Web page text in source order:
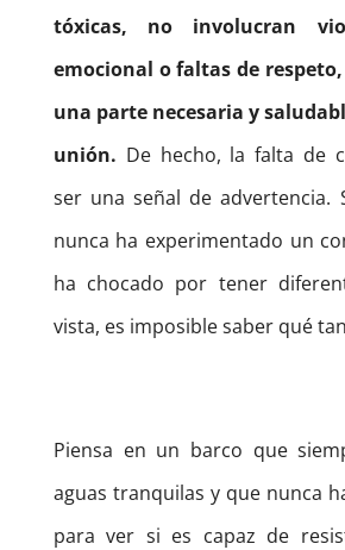
tóxicas, no involucran
emocional o faltas de
una parte necesaria y
unión. De hecho, la falta de
ser una señal de advertencia.
nunca ha experimentado un
ha chocado por tener
vista, es imposible saber qué
Piensa en un barco que
aguas tranquilas y que nunca
para ver si es capaz de